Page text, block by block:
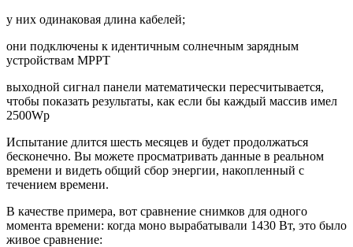
у них одинаковая длина кабелей;
они подключены к идентичным солнечным зарядным
устройствам MPPT
выходной сигнал панели математически пересчитывается,
чтобы показать результаты, как если бы каждый массив имел
2500Wp
Испытание длится шесть месяцев и будет продолжаться
бесконечно. Вы можете просматривать данные в реальном
времени и видеть общий сбор энергии, накопленный с
течением времени.
В качестве примера, вот сравнение снимков для одного
момента времени: когда моно вырабатывали 1430 Вт, это было
живое сравнение: